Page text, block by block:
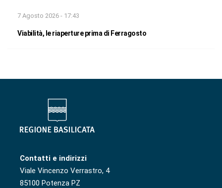
7 Agosto 2026 - 17:43
Viabilità, le riaperture prima di Ferragosto
Contatti e indirizzi
Viale Vincenzo Verrastro, 4
85100 Potenza PZ